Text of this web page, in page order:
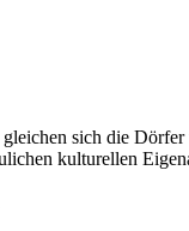
sich die
kulturellen